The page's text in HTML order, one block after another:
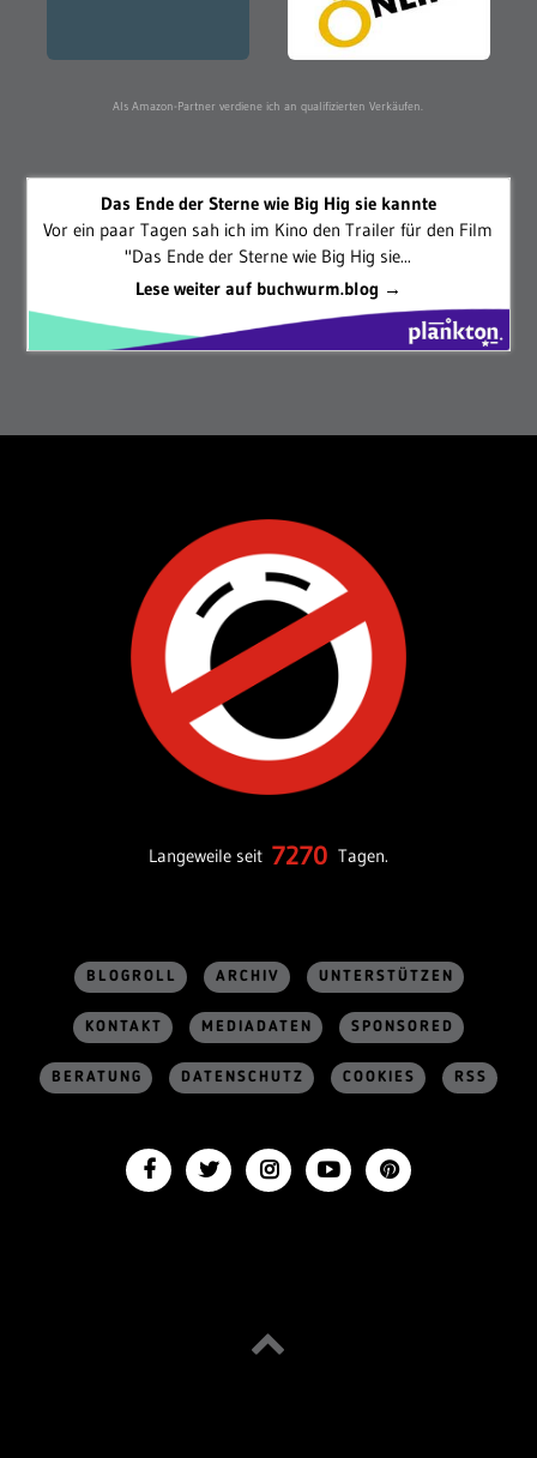
Als Amazon-Partner verdiene ich an qualifizierten Verkäufen.
Das Ende der Sterne wie Big Hig sie kannte
Vor ein paar Tagen sah ich im Kino den Trailer für den Film
"Das Ende der Sterne wie Big Hig sie...
Lese weiter auf buchwurm.blog →
Langeweile seit 7270 Tagen.
BLOGROLL ARCHIV UNTERSTÜTZEN
KONTAKT MEDIADATEN SPONSORED
BERATUNG DATENSCHUTZ COOKIES RSS